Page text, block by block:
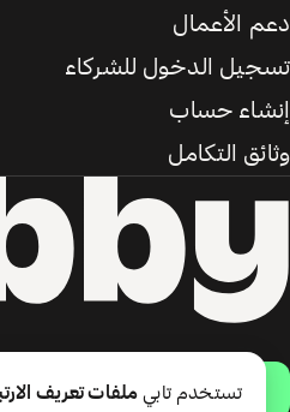
حمّل
دعم الأعمال
تسجيل الدخول للشركاء
إنشاء حساب
وثائق التكامل
تستخدم تابي ملفات تعريف